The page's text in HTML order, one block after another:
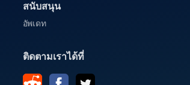
สนับสนุน
อัพเดท
ติดตามเราได้ที่